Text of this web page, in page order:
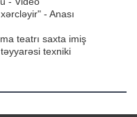
- Anası
teatrı saxta imiş
texniki